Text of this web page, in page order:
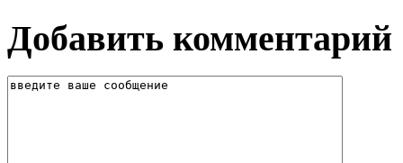
Добавить комментарий